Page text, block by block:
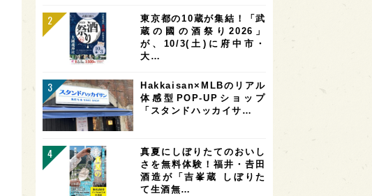
東京都の10蔵が集結！「武
蔵の國の酒祭り2026」
が、10/3(土)に府中市・
大…
Hakkaisan×MLBのリアル
体感型POP-UPショップ
「スタンドハッカイサ…
真夏にしぼりたてのおいし
さを無料体験！福井・𠮷田
酒造が「吉峯蔵 しぼりた
て生酒無…